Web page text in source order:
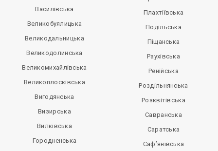
Василівська
Великобуялицька
Великодальницька
Великодолинська
Великомихайлівська
Великоплосківська
Вигодянська
Визирська
Вилківська
Городненська
Плахтіївська
Подільська
Піщанська
Раухівська
Ренійська
Роздільнянська
Розквітівська
Савранська
Саратська
Саф’янівська